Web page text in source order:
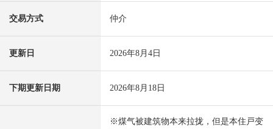
交易方式 仲介
更新日 2026年8月4日
下期更新日期 2026年8月18日
※煤气被建筑物本来拉拢，但是本住戸变